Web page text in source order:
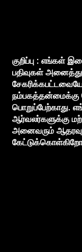
குறிப்பு : எங்கள்
பதிவுகள்
நம்பகத்தன்மைக்கு
பொறுப்பேற்காது.
ஆர்வலர்களுக்கு
அனைவரும் ஆதரவு